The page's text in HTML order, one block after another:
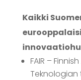
Kaikki
FAIR –
Teknologian